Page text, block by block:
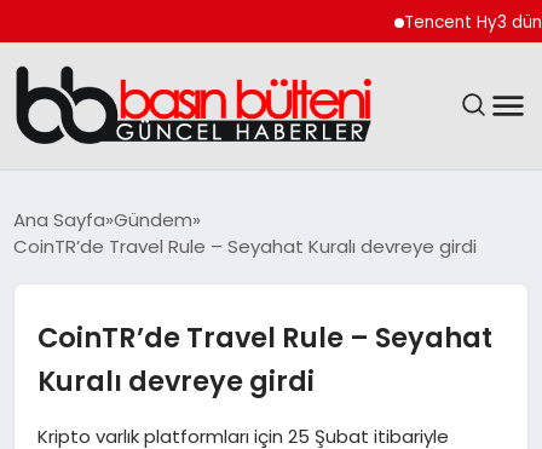
Tencent Hy3 dünya
EKONOMI
MAGAZIN
Ana Sayfa Gündem
CoinTR’de Travel Rule – Seyahat Kuralı devreye girdi
CoinTR’de Travel Rule – Seyahat
Kuralı devreye girdi
Kripto varlık platformları için 25 Şubat itibariyle